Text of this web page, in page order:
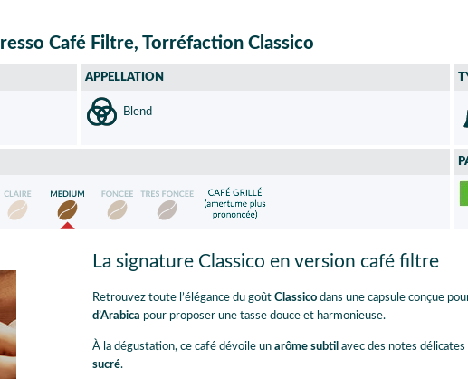
Café Filtre, Torréfaction Classico
APPELLATION
Blend
La signature Classico en version café filtre
Retrouvez toute l’élégance du goût Classicodans une capsule conçue
d’Arabica pour proposer une tasse douce et harmonieuse.
À la dégustation, ce café dévoile un arôme subtil avec des notes délicates
sucré.